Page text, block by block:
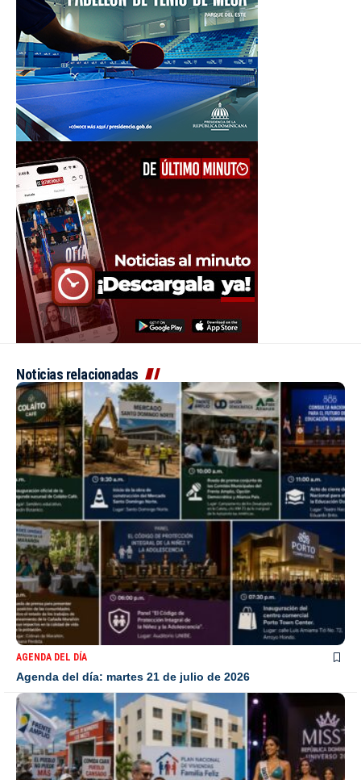
Noticias relacionadas
AGENDA DEL DÍA
Agenda del día: martes 21 de julio de 2026